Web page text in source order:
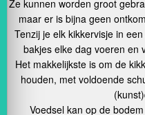
Ze kunnen worden groot
maar er is bijna geen
Tenzij je elk kikkervisje in
bakjes elke dag voeren en
Het makkelijkste is om de
houden, met voldoende
Voedsel kan op de